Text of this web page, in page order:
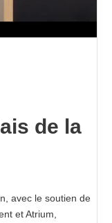
de la
avec le soutien de
et Atrium,